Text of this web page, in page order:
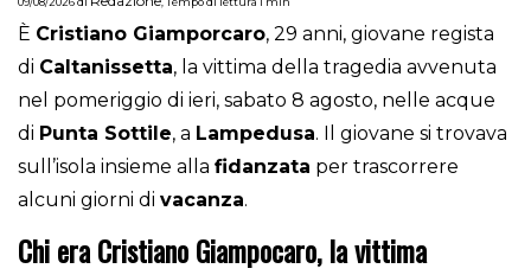
È Cristiano Giamporcaro, 29 anni, giovane regista
di Caltanissetta, la vittima della tragedia avvenuta
nel pomeriggio di ieri, sabato 8 agosto, nelle acque
di Punta Sottile, a Lampedusa. Il giovane si trovava
sull’isola insieme alla fidanzata per trascorrere
alcuni giorni di vacanza.
Chi era Cristiano Giampocaro, la vittima